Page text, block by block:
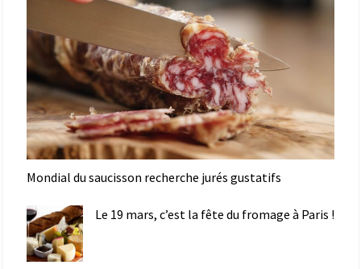
Mondial du saucisson recherche jurés gustatifs
Le 19 mars, c’est la fête du fromage à Paris !